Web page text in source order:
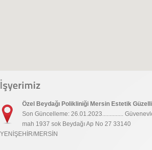
Özel Beydağı Polikliniği Mersin Estetik
Son Güncelleme: 26.01.2023..............
mah 1937 sok Beydağı Ap No 27 33140
YENİŞEHİR/MERSİN